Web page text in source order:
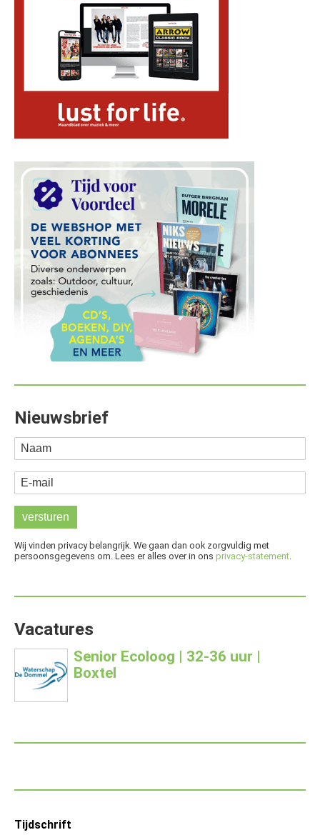
Nieuwsbrief
Naam
E-mail
Wij vinden privacy belangrijk. We gaan dan ook zorgvuldig met
persoonsgegevens om. Lees er alles over in ons privacy-statement.
Vacatures
Senior Ecoloog | 32-36 uur |
Boxtel
Footer
Tijdschrift